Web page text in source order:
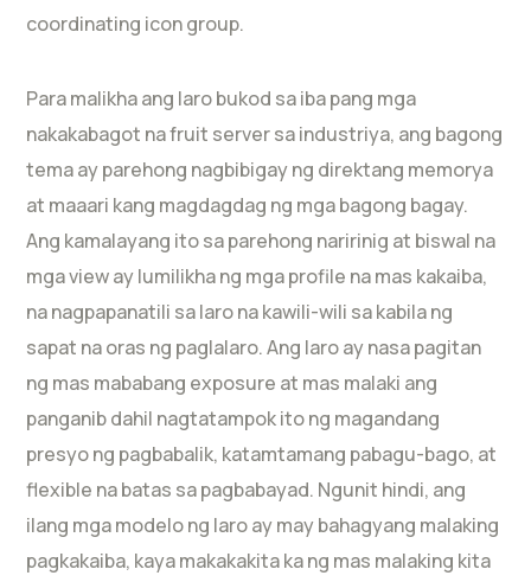
coordinating icon group.
Para malikha ang laro bukod sa iba pang mga
nakakabagot na fruit server sa industriya, ang bagong
tema ay parehong nagbibigay ng direktang memorya
at maaari kang magdagdag ng mga bagong bagay.
Ang kamalayang ito sa parehong naririnig at biswal na
mga view ay lumilikha ng mga profile na mas kakaiba,
na nagpapanatili sa laro na kawili-wili sa kabila ng
sapat na oras ng paglalaro. Ang laro ay nasa pagitan
ng mas mababang exposure at mas malaki ang
panganib dahil nagtatampok ito ng magandang
presyo ng pagbabalik, katamtamang pabagu-bago, at
flexible na batas sa pagbabayad. Ngunit hindi, ang
ilang mga modelo ng laro ay may bahagyang malaking
pagkakaiba, kaya makakakita ka ng mas malaking kita